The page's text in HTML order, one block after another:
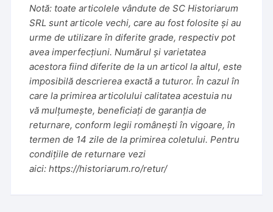
Notă: toate articolele vândute de SC Historiarum
SRL sunt articole vechi, care au fost folosite și au
urme de utilizare în diferite grade, respectiv pot
avea imperfecțiuni. Numărul și varietatea
acestora fiind diferite de la un articol la altul, este
imposibilă descrierea exactă a tuturor. În cazul în
care la primirea articolului calitatea acestuia nu
vă mulțumește, beneficiați de garanția de
returnare, conform legii românești în vigoare, în
termen de 14 zile de la primirea coletului. Pentru
condițiile de returnare vezi
aici:https://historiarum.ro/retur/